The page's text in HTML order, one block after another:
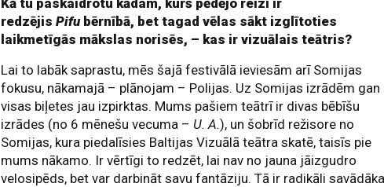
Kā tu paskaidrotu kādam, kurš pēdējo reizi ir
redzējisPifu bērnībā, bet tagad vēlas sākt izglītoties
laikmetīgās mākslas norisēs, – kas ir vizuālais teātris?
Lai to labāk saprastu, mēs šajā festivālā ieviesām arī Somijas
fokusu, nākamajā – plānojam – Polijas. Uz Somijas izrādēm gan
visas biļetes jau izpirktas. Mums pašiem teātrī ir divas bēbīšu
izrādes (no 6 mēnešu vecuma – U. A.), un šobrīd režisore no
Somijas, kura piedalīsies Baltijas Vizuālā teātra skatē, taisīs pie
mums nākamo. Ir vērtīgi to redzēt, lai nav no jauna jāizgudro
velosipēds, bet var darbināt savu fantāziju. Tā ir radikāli savādāka